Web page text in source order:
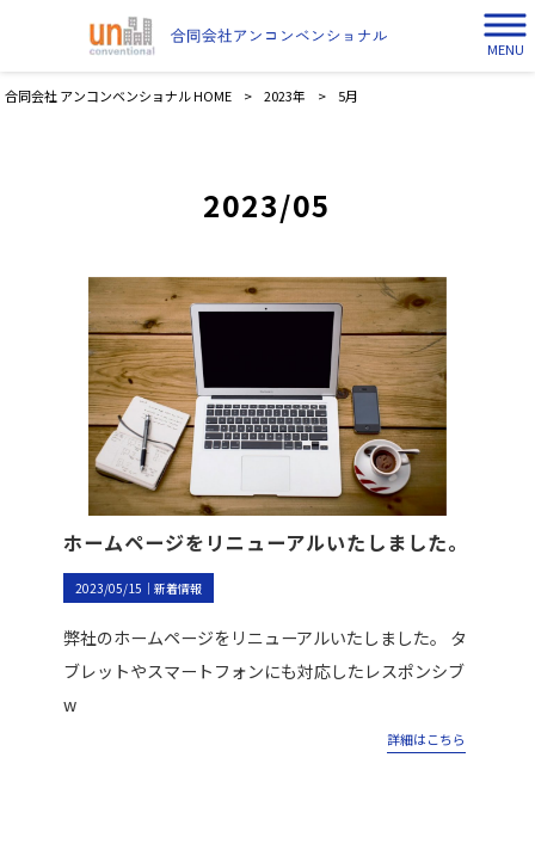
MENU
合同会社 アンコンベンショナル HOME > 2023年 > 5月
2023/05
ホームページをリニューアルいたしました。
2023/05/15｜新着情報
弊社のホームページをリニューアルいたしました。 タ
ブレットやスマートフォンにも対応したレスポンシブ
w
詳細はこちら